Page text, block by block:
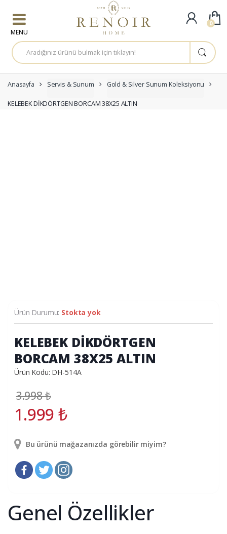
A
r
a
a
:
Anasayfa Servis & Sunum Gold & Silver Sunum Koleksiyonu
KELEBEK DİKDÖRTGEN BORCAM 38X25 ALTIN
Ürün Durumu: Stokta yok
KELEBEK DİKDÖRTGEN
BORCAM 38X25 ALTIN
Ürün Kodu: DH-514A
3.998₺
1.999₺
Bu ürünü mağazanızda görebilir miyim?
Genel Özellikler
0